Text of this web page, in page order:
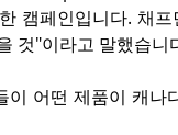
캠페인입니다. 채
것"이라고 말했습니
이 어떤 제품이 캐